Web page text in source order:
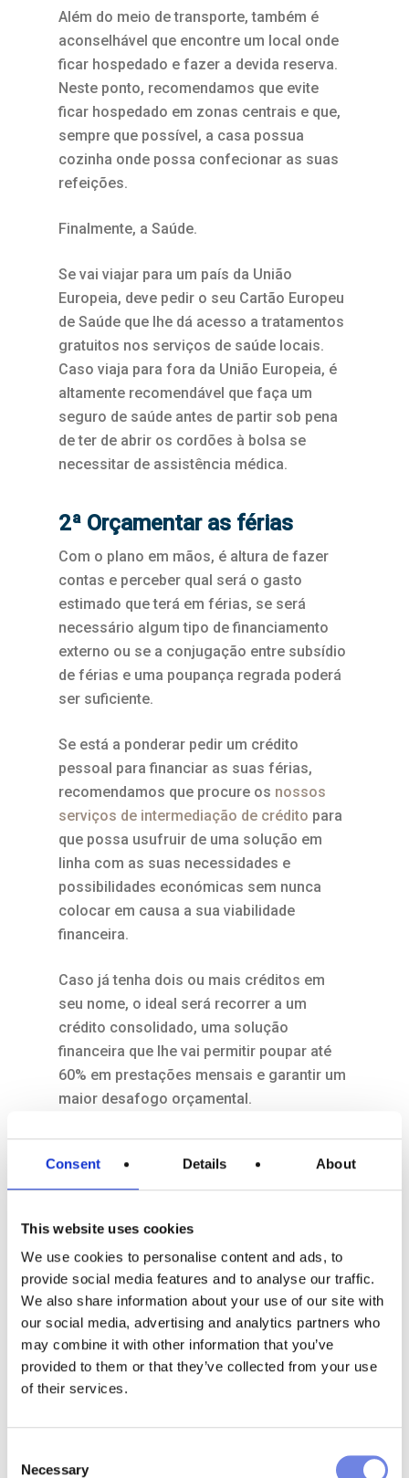
Consent Details About
This website uses cookies
We use cookies to personalise content and ads, to
provide social media features and to analyse our traffic.
We also share information about your use of our site with
our social media, advertising and analytics partners who
may combine it with other information that you’ve
provided to them or that they’ve collected from your use
of their services.
Selection
Necessary
Além do meio de transporte, também é
aconselhável que encontre um local onde
ficar hospedado e fazer a devida reserva.
Neste ponto, recomendamos que evite
ficar hospedado em zonas centrais e que,
sempre que possível, a casa possua
cozinha onde possa confecionar as suas
refeições.
Finalmente, a Saúde.
Se vai viajar para um país da União
Europeia, deve pedir o seu Cartão Europeu
de Saúde que lhe dá acesso a tratamentos
gratuitos nos serviços de saúde locais.
Caso viaja para fora da União Europeia, é
altamente recomendável que faça um
seguro de saúde antes de partir sob pena
de ter de abrir os cordões à bolsa se
necessitar de assistência médica.
2ª Orçamentar as férias
Com o plano em mãos, é altura de fazer
contas e perceber qual será o gasto
estimado que terá em férias, se será
necessário algum tipo de financiamento
externo ou se a conjugação entre subsídio
de férias e uma poupança regrada poderá
ser suficiente.
Se está a ponderar pedir um crédito
pessoal para financiar as suas férias,
recomendamos que procure os nossos
serviços de intermediação de crédito para
que possa usufruir de uma solução em
linha com as suas necessidades e
possibilidades económicas sem nunca
colocar em causa a sua viabilidade
financeira.
Caso já tenha dois ou mais créditos em
seu nome, o ideal será recorrer a um
crédito consolidado, uma solução
financeira que lhe vai permitir poupar até
60% em prestações mensais e garantir um
maior desafogo orçamental.
3ª Consolide créditos
Como referimos, aconsolidação de
de juro mais baixas e garantir uma
prestação mensal significativamente mais
reduzida do que aquelas que se encontra a
pagar.
Na prática, numa consolidação de créditos,
você pede um valor igual ou superior à
que tem e escolhe um prazo de reembolso.
liquidar todas as suas dívidas e ficar como